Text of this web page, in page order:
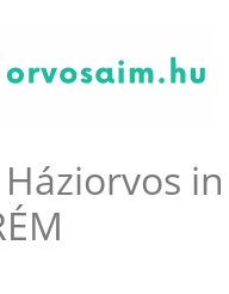
Háziorvos in